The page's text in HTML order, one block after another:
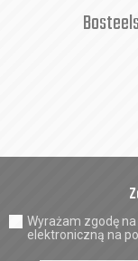
Wyrażam zgodę
elektroniczną na